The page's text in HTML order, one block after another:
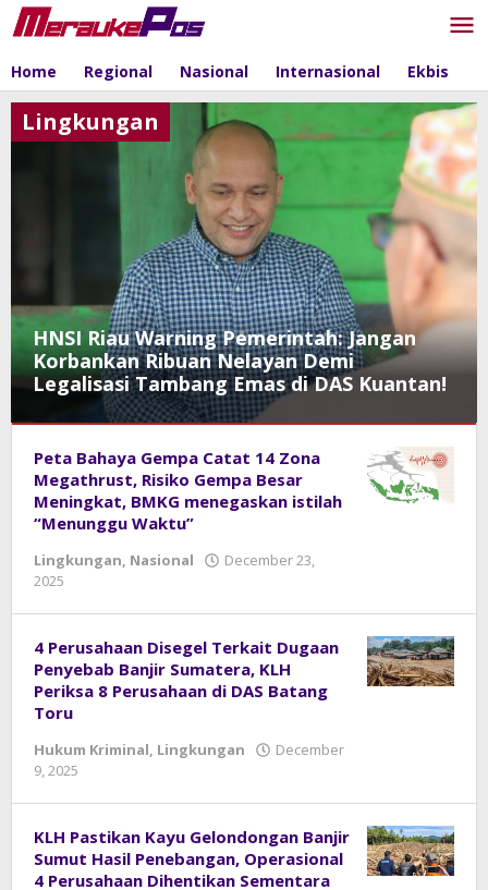
Skip
to
Home Regional Nasional Internasional Ekbis
HNSI Riau Warning Pemerintah: Jangan
Korbankan Ribuan Nelayan Demi
Legalisasi Tambang Emas di DAS Kuantan!
January
2026
admin
Lingkungan
Peta Bahaya Gempa Catat 14 Zona
Megathrust, Risiko Gempa Besar
Meningkat, BMKG menegaskan istilah
“Menunggu Waktu”
Lingkungan, Nasional
December 23,
2025
4 Perusahaan Disegel Terkait Dugaan
Penyebab Banjir Sumatera, KLH
Periksa 8 Perusahaan di DAS Batang
Toru
Hukum Kriminal, Lingkungan
December
9, 2025
KLH Pastikan Kayu Gelondongan Banjir
Sumut Hasil Penebangan, Operasional
4 Perusahaan Dihentikan Sementara